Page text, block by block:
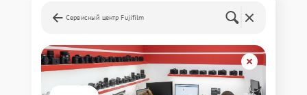
Сервисный центр Fujifilm